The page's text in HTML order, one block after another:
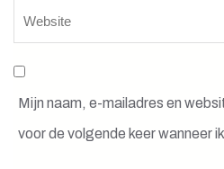
Mijn naam, e-mailadres en
voor de volgende keer wanneer